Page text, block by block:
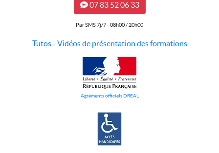
07 83 52 06 33
Par SMS 7j/7 - 08h00 / 20h00
Tutos- Vidéos de présentation des formations
Agréments officiels DREAL